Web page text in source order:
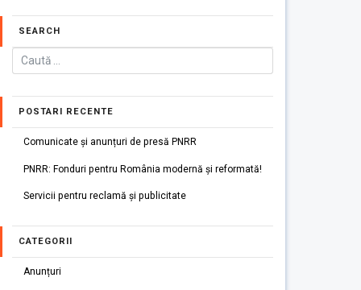
SEARCH
POSTARI RECENTE
Comunicate și anunțuri de presă PNRR
PNRR: Fonduri pentru România modernă și reformată!
Servicii pentru reclamă și publicitate
CATEGORII
Anunțuri